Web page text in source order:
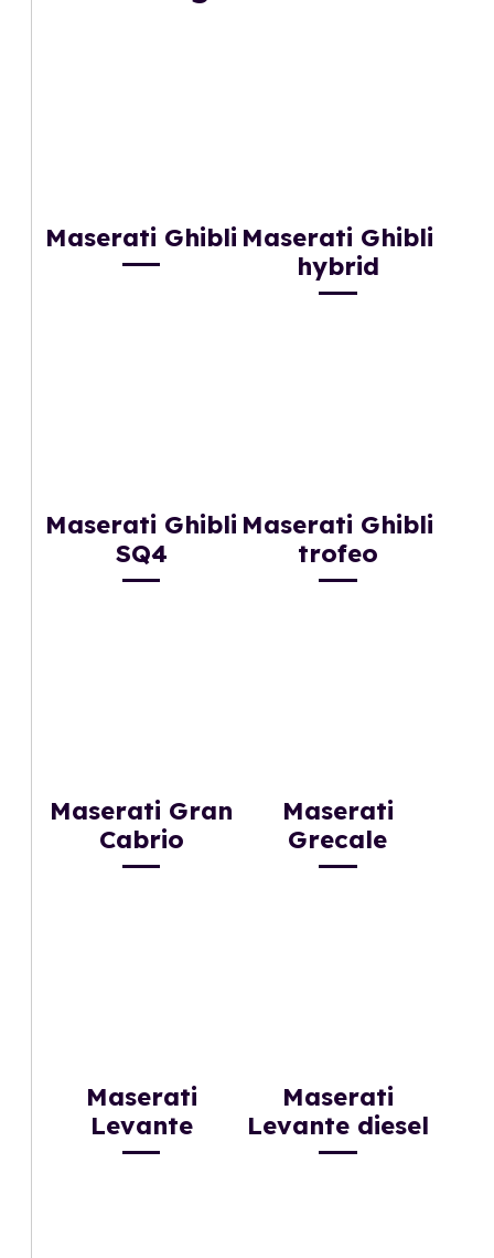
Maserati Ghibli Maserati Ghibli
hybrid
Maserati Ghibli
SQ4
Maserati Ghibli
trofeo
Maserati Gran
Cabrio
Maserati
Grecale
Maserati
Levante
Maserati
Levante diesel